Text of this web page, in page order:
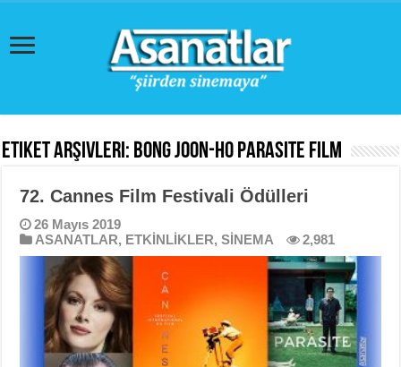
Etiket Arşivleri: Bong Joon-ho Parasite film
72. Cannes Film Festivali Ödülleri
26 Mayıs 2019
ASANATLAR, ETKİNLİKLER,SİNEMA 2,981